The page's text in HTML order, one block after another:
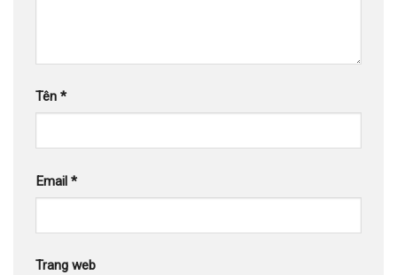
Tên *
Email *
Trang web